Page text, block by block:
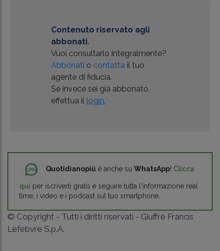
Contenuto riservato agli
abbonati.
Vuoi consultarlo integralmente?
Abbonati o contattail tuo
agente di fiducia.
Se invece sei già abbonato,
effettua il login.
Quotidianopiù è anche su WhatsApp! Clicca
qui per iscriverti gratis e seguire tutta l'informazione real
time, i video e i podcast sul tuo smartphone.
© Copyright - Tutti i diritti riservati - Giuffrè Francis
Lefebvre S.p.A.